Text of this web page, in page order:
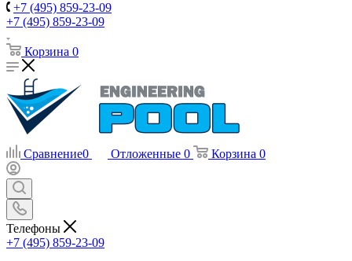
+7 (495) 859-23-09
+7 (495) 859-23-09
Корзина 0
Сравнение0 Отложенные 0 Корзина 0
Телефоны
+7 (495) 859-23-09